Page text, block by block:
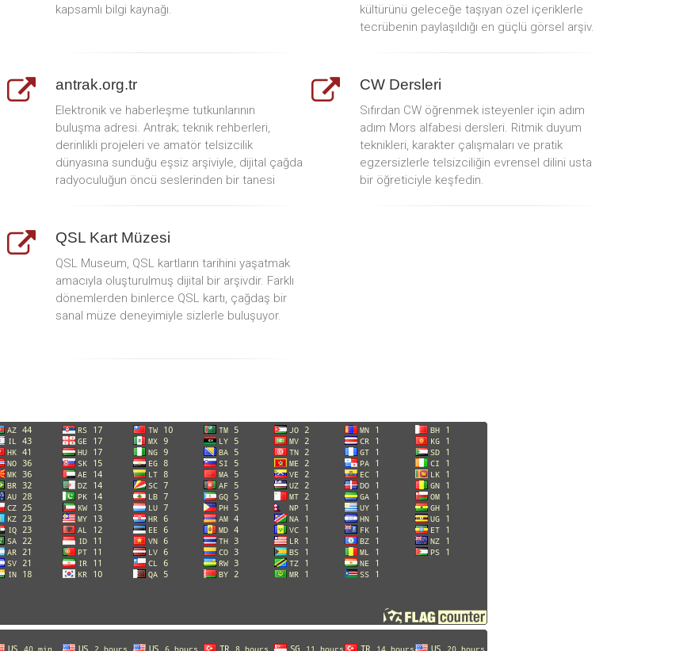
kapsamlı bilgi kaynağı.
kültürünü geleceğe taşıyan özel içeriklerle
tecrübenin paylaşıldığı en güçlü görsel arşiv.
antrak.org.tr
Elektronik ve haberleşme tutkunlarının
buluşma adresi. Antrak; teknik rehberleri,
derinlikli projeleri ve amatör telsizcilik
dünyasına sunduğu eşsiz arşiviyle, dijital çağda
radyoculuğun öncü seslerinden bir tanesi
CW Dersleri
Sıfırdan CW öğrenmek isteyenler için adım
adım Mors alfabesi dersleri. Ritmik duyum
teknikleri, karakter çalışmaları ve pratik
egzersizlerle telsizciliğin evrensel dilini usta
bir öğreticiyle keşfedin.
QSL Kart Müzesi
QSL Museum, QSL kartların tarihini yaşatmak
amacıyla oluşturulmuş dijital bir arşivdir. Farklı
dönemlerden binlerce QSL kartı, çağdaş bir
sanal müze deneyimiyle sizlerle buluşuyor.